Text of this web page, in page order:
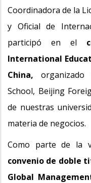
Coordinadora de la
y Oficial de
participó en el
International
China,
School, Beijing
de nuestras
materia de negocios.
Como parte de la
convenio de doble
Global